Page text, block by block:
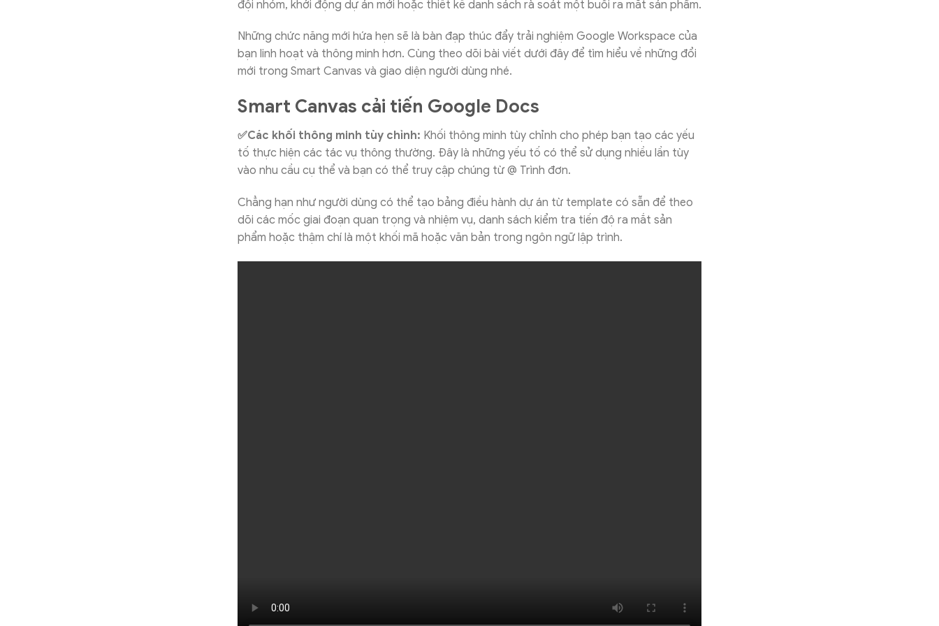
đội nhóm, khởi động dự án mới hoặc thiết kế danh sách rà soát một buổi ra mắt sản phẩm.
Những chức năng mới hứa hẹn sẽ là bàn đạp thúc đẩy trải nghiệm Google Workspace của
bạn linh hoạt và thông minh hơn. Cùng theo dõi bài viết dưới đây để tìm hiểu về những đổi
mới trong Smart Canvas và giao diện người dùng nhé.
Smart Canvas cải tiến Google Docs
✅Các khối thông minh tùy chỉnh: Khối thông minh tùy chỉnh cho phép bạn tạo các yếu
tố thực hiện các tác vụ thông thường. Đây là những yếu tố có thể sử dụng nhiều lần tùy
vào nhu cầu cụ thể và bạn có thể truy cập chúng từ @ Trình đơn.
Chẳng hạn như người dùng có thể tạo bảng điều hành dự án từ template có sẵn để theo
dõi các mốc giai đoạn quan trọng và nhiệm vụ, danh sách kiểm tra tiến độ ra mắt sản
phẩm hoặc thậm chí là một khối mã hoặc văn bản trong ngôn ngữ lập trình.